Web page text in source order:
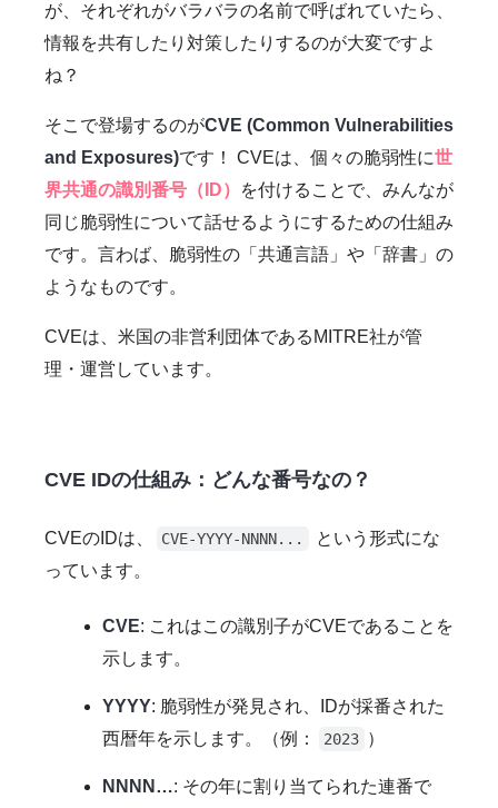
が、それぞれがバラバラの名前で呼ばれていたら、
情報を共有したり対策したりするのが大変ですよ
ね？
そこで登場するのがCVE (Common Vulnerabilities
and Exposures)です！ CVEは、個々の脆弱性に世
界共通の識別番号（ID）
を付けることで、みんなが
同じ脆弱性について話せるようにするための仕組み
です。言わば、脆弱性の「共通言語」や「辞書」の
ようなものです。
CVEは、米国の非営利団体であるMITRE社が管
理・運営しています。
CVE IDの仕組み：どんな番号なの？
CVEのIDは、 CVE-YYYY-NNNN...
という形式にな
っています。
CVE: これはこの識別子がCVEであることを
示します。
YYYY: 脆弱性が発見され、IDが採番された
西暦年を示します。（例：
2023 ）
NNNN…: その年に割り当てられた連番で